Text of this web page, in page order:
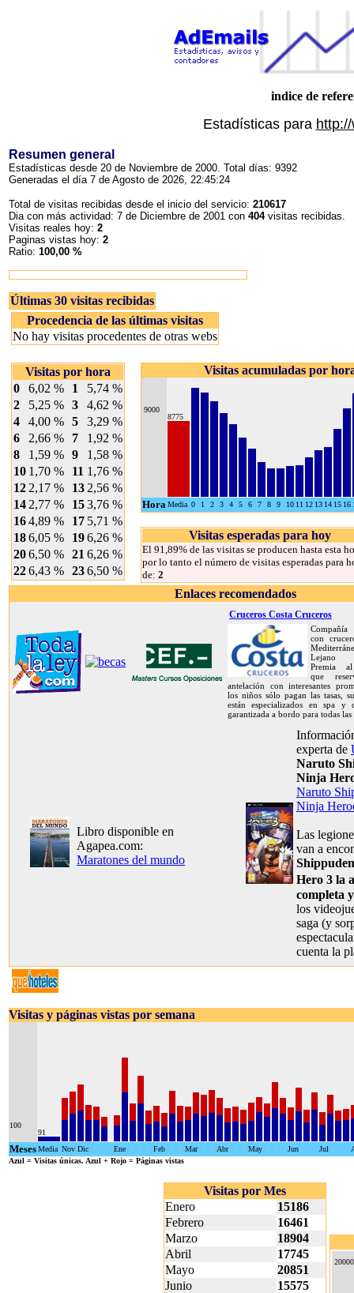
indice de
Estadísticas para
Resumen general
Estadísticas desde 20 de Noviembre de 2000. Total días: 9392
Generadas el día 7 de Agosto de 2026, 22:45:24
Total de visitas recibidas desde el inicio del servicio: 210617
Dia con más actividad: 7 de Diciembre de 2001 con 404visitas recibidas.
Visitas reales hoy: 2
Paginas vistas hoy: 2
Ratio: 100,00 %
Últimas 30 visitas recibidas
Procedencia de las últimas visitas
No hay visitas procedentes de otras webs
Visitas por hora
0
6,02 % 1
5,74 %
2
5,25 % 3
4,62 %
4
4,00 % 5
3,29 %
6
2,66 % 7
1,92 %
8
1,59 % 9
1,58 %
10 1,70 % 11 1,76 %
12 2,17 % 13 2,56 %
14 2,77 % 153,76 %
164,89 % 17 5,71 %
186,05 % 196,26 %
206,50 % 21 6,26 %
226,43 % 236,50 %
Visitas acumuladas por
9000
8775
HoraMedia 0 1 2 3 4 5 6 7 8 9 10 11 12 13 14 15 16
Visitas esperadas para hoy
El 91,89% de las visitas se producen hasta esta
por lo tanto el número de visitas esperadas para
de: 2
Enlaces recomendados
Cruceros Costa Cruceros
con
Lejano
Premia
que
antelación con interesantes
los niños sólo pagan las tasas,
están especializados en spa y
garantizada a bordo para todas las
Libro disponible en
Agapea.com:
Maratones del mundo
experta de
Naruto
Ninja
Naruto
Ninja
Las
van a
Hero 3 la
completa
los
saga (y
cuenta la
Visitas y páginas vistas por semana
100
91
MesesMedia Nov Dic Ene Feb Mar Abr May Jun Jul
Azul = Visitas únicas. Azul + Rojo = Páginas vistas
Visitas por Mes
Enero
15186
Febrero
16461
Marzo
18904
Abril
17745
Mayo
20851
Junio
15575
20000